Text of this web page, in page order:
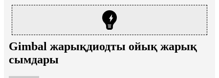
Gimbal жарықдиодты ойық жарық
сымдары